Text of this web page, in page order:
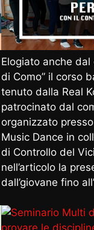
Elogiato anche dal
di Como” il corso
tenuto dalla Real
patrocinato dal
organizzato
Music Dance in
di Controllo del
nell’articolo la
dall’giovane fino